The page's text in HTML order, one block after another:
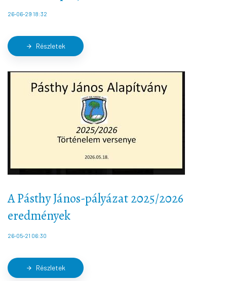
26-06-29 18:32
arrow_forward Részletek
A Pásthy János-pályázat 2025/2026
eredmények
26-05-21 06:30
arrow_forward Részletek